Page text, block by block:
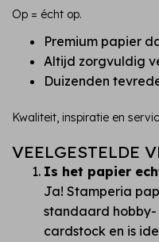
Op = écht op.
Premium papier
Altijd zorgvuldig
Duizenden
Kwaliteit, inspiratie en
VEELGESTELDE
Is het papier
Ja! Stamperia
standaard hobby-
cardstock en is